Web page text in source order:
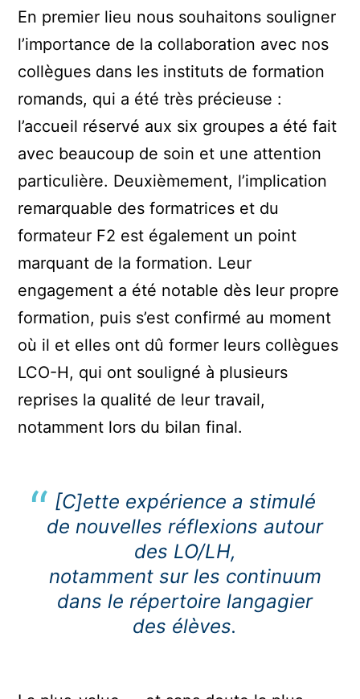
En premier lieu nous souhaitons souligner
l’importance de la collaboration avec nos
collègues dans les instituts de formation
romands, qui a été très précieuse :
l’accueil réservé aux six groupes a été fait
avec beaucoup de soin et une attention
particulière. Deuxièmement, l’implication
remarquable des formatrices et du
formateur F2 est également un point
marquant de la formation. Leur
engagement a été notable dès leur propre
formation, puis s’est confirmé au moment
où il et elles ont dû former leurs collègues
LCO-H, qui ont souligné à plusieurs
reprises la qualité de leur travail,
notamment lors du bilan final.
[C]ette expérience a stimulé
de nouvelles réflexions autour
des LO/LH,
notamment sur les continuum
dans le répertoire langagier
des élèves.